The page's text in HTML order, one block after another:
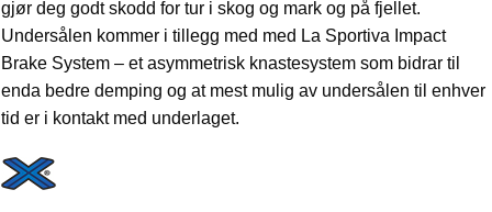
gjør deg godt skodd for tur i skog og mark og på fjellet.
Undersålen kommer i tillegg med med La Sportiva Impact
Brake System – et asymmetrisk knastesystem som bidrar til
enda bedre demping og at mest mulig av undersålen til enhver
tid er i kontakt med underlaget.